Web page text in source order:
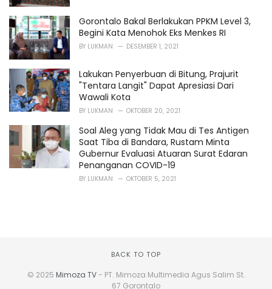
Gorontalo Bakal Berlakukan PPKM Level 3,
Begini Kata Menohok Eks Menkes RI
BY LUKMAN DESEMBER 1, 2021
Lakukan Penyerbuan di Bitung, Prajurit
"Tentara Langit" Dapat Apresiasi Dari
Wawali Kota
BY LUKMAN OKTOBER 20, 2021
Soal Aleg yang Tidak Mau di Tes Antigen
Saat Tiba di Bandara, Rustam Minta
Gubernur Evaluasi Atuaran Surat Edaran
Penanganan COVID-19
BY LUKMAN OKTOBER 5, 2021
BACK TO TOP
© 2025 Mimoza TV- PT. Mimoza Multimedia Agus Salim St.
67 Gorontalo